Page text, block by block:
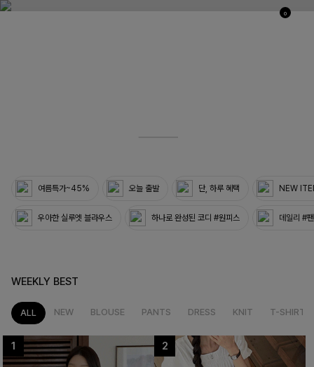
0
여름특가~45% 오늘 출발 단, 하루 혜택 NEW
우아한 실루엣 블라우스 하나로 완성된 코디 #원피스 데일리 #
WEEKLY BEST
ALL NEW BLOUSE PANTS DRESS KNIT T-SHIRT